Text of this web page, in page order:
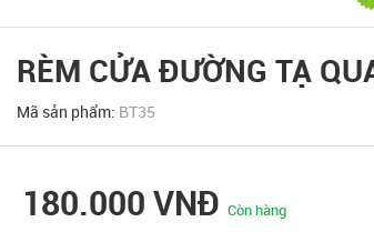
RÈM CỬA ĐƯỜNG TẠ
Mã sản phẩm: BT35
180.000 VNĐCòn hàng